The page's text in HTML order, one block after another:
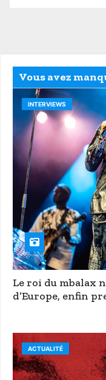
Vous avez
INTERVIEWS
Le roi du mbalax
d’Europe, enfin
ACTUALITÉ